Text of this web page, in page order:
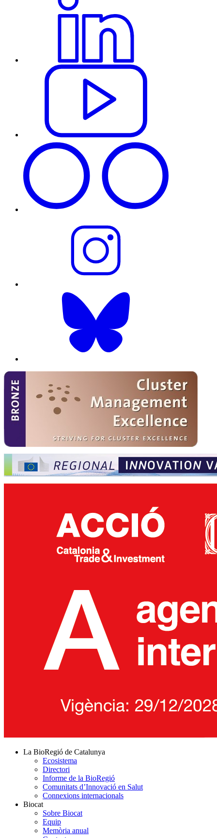
La BioRegió de Catalunya
Ecosistema
Directori
Informe de la BioRegió
Comunitats d’Innovació en Salut
Connexions internacionals
Biocat
Sobre Biocat
Equip
Memòria anual